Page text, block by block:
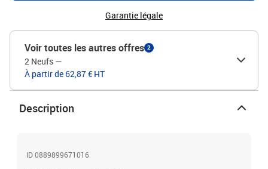
Garantie légale
Voir toutes les autres offres 2
2 Neufs —
À partir de 62,87 € HT
Description
ID 0889899671016